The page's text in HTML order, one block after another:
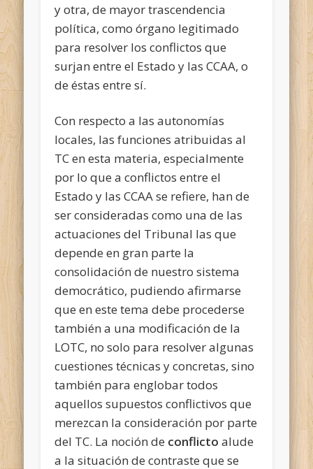
y otra, de mayor trascendencia
política, como órgano legitimado
para resolver los conflictos que
surjan entre el Estado y las CCAA, o
de éstas entre sí.
Con respecto a las autonomías
locales, las funcionesatribuidas al
TC en esta materia, especialmente
por lo que a conflictos entre el
Estado y las CCAA se refiere, han de
ser consideradas como una de las
actuaciones del Tribunal las que
depende en gran parte la
consolidación de nuestro sistema
democrático, pudiendo afirmarse
que en este tema debe procederse
también a una modificación de la
LOTC, no solo para resolver algunas
cuestiones técnicas y concretas, sino
también para englobar todos
aquellos supuestos conflictivos que
merezcan la consideración por parte
del TC. La noción de conflicto alude
a la situación de contraste que se